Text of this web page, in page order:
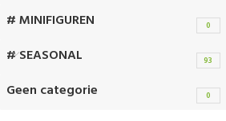
# MINIFIGUREN 0
# SEASONAL 93
Geen categorie 0